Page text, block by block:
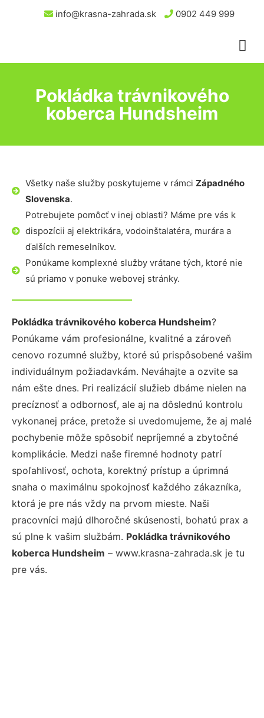
info@krasna-zahrada.sk 0902 449 999
Pokládka trávnikového
koberca Hundsheim
Všetky naše služby poskytujeme v rámci Západného
Slovenska.
Potrebujete pomôcť v inej oblasti? Máme pre vás k
dispozícii aj elektrikára, vodoinštalatéra, murára a
ďalších remeselníkov.
Ponúkame komplexné služby vrátane tých, ktoré nie
sú priamo v ponuke webovej stránky.
Pokládka trávnikového koberca Hundsheim?
Ponúkame vám profesionálne, kvalitné a zároveň
cenovo rozumné služby, ktoré sú prispôsobené vašim
individuálnym požiadavkám. Neváhajte a ozvite sa
nám ešte dnes. Pri realizácií služieb dbáme nielen na
precíznosť a odbornosť, ale aj na dôslednú kontrolu
vykonanej práce, pretože si uvedomujeme, že aj malé
pochybenie môže spôsobiť nepríjemné a zbytočné
komplikácie. Medzi naše firemné hodnoty patrí
spoľahlivosť, ochota, korektný prístup a úprimná
snaha o maximálnu spokojnosť každého zákazníka,
ktorá je pre nás vždy na prvom mieste. Naši
pracovníci majú dlhoročné skúsenosti, bohatú prax a
sú plne k vašim službám. Pokládka trávnikového
koberca Hundsheim – www.krasna-zahrada.sk je tu
pre vás.